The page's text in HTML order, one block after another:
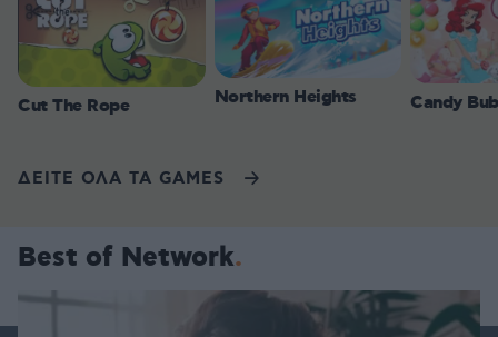
Cut The Rope Northern Heights Candy
ΔΕΙΤΕ ΟΛΑ ΤΑ GAMES
Best of Network